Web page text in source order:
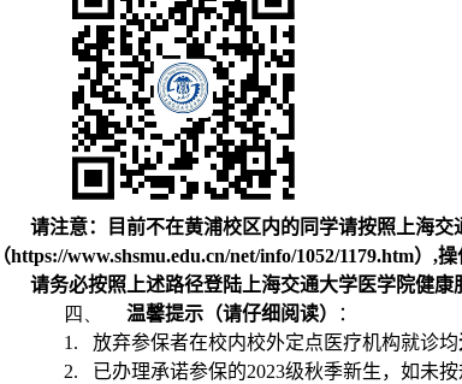
请注意：目前不在黄浦校区内的同学请按照上海交
（https://www.shsmu.edu.cn/net/info/1052/1179.htm） ,操
请务必按照上述路径登陆上海交通大学医学院健康
四、
温馨提示（请仔细阅读）
：
1.
放弃参保者在校内校外定点医疗机构就诊均
2.
已办理承诺参保的2023级秋季新生，如未